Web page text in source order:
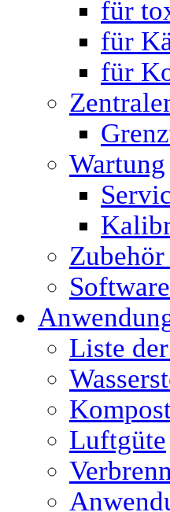
für
für
für
Wartung
Software
Liste
Luftgüte